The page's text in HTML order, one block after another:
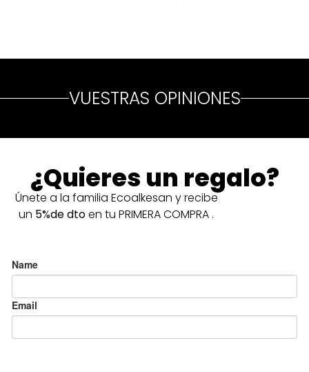
VUESTRAS OPINIONES
¿Quieres un regalo?
Únete a la familia Ecoalkesan y recibe
un 5%de dtoen tu PRIMERA COMPRA .